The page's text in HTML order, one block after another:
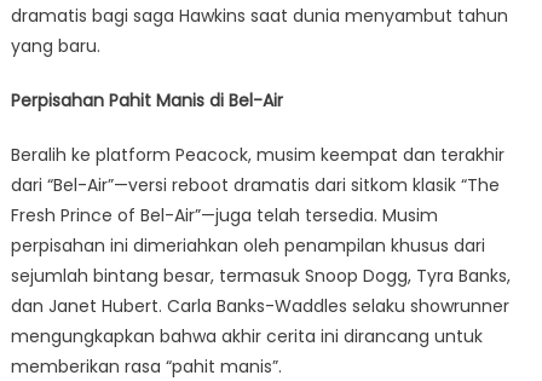
dramatis bagi saga Hawkins saat dunia menyambut tahun
yang baru.
Perpisahan Pahit Manis di Bel-Air
Beralih ke platform Peacock, musim keempat dan terakhir
dari “Bel-Air”—versi reboot dramatis dari sitkom klasik “The
Fresh Prince of Bel-Air”—juga telah tersedia. Musim
perpisahan ini dimeriahkan oleh penampilan khusus dari
sejumlah bintang besar, termasuk Snoop Dogg, Tyra Banks,
dan Janet Hubert. Carla Banks-Waddles selaku showrunner
mengungkapkan bahwa akhir cerita ini dirancang untuk
memberikan rasa “pahit manis”.